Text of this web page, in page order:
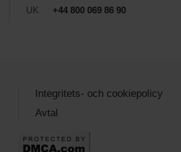
UK
+44 800 069 86 90
Integritets- och cookiepolicy
Avtal